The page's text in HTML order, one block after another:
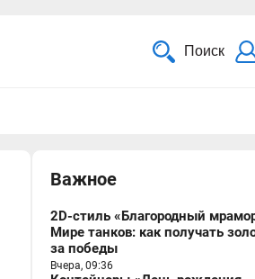
Поиск
Важное
2D-стиль «Благородный
Мире танков: как получать
за победы
Вчера, 09:36